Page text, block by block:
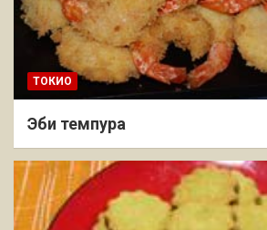
ТОКИО
Эби темпура